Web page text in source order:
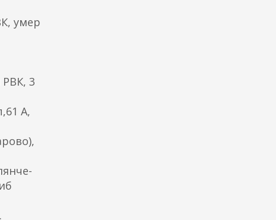
умер
3
А,